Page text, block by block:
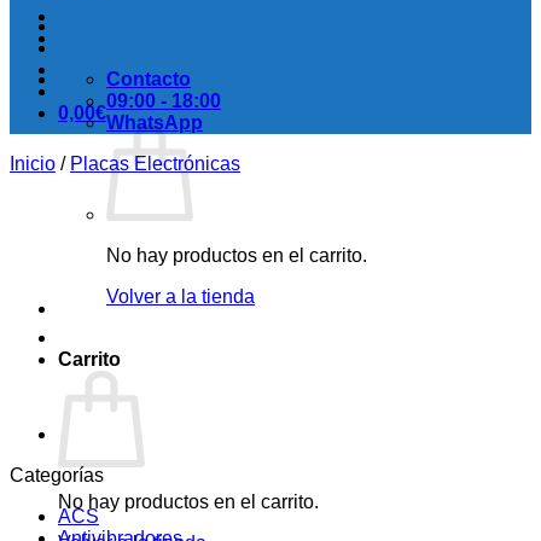
0,00€
No hay productos en el carrito.
Volver a la tienda
Carrito
No hay productos en el carrito.
Contacto
09:00 - 18:00
WhatsApp
Inicio / Placas Electrónicas
Categorías
ACS